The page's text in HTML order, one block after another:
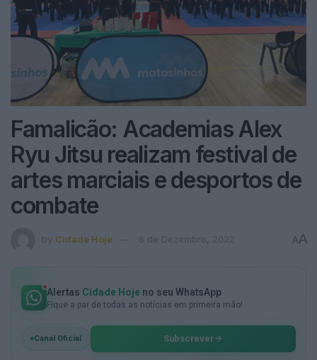
Famalicão: Academias Alex
Ryu Jitsu realizam festival de
artes marciais e desportos de
combate
by Cidade Hoje 6 de Dezembro, 2022 AA
Alertas Cidade Hoje no seu WhatsApp
Fique a par de todas as notícias em primeira mão!
Canal Oficial Subscrever